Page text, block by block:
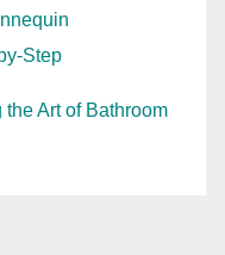
Step
the Art of Bathroom